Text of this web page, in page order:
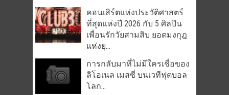
คอนเสิร์ตแห่งประวัติศาสตร์
ที่สุดแห่งปี 2026 กับ 5 ศิลปิน
เพื่อนรักวัยสามสิบ ยอดมงกุฎ
แห่งยุ...
การกลับมาที่ไม่มีใครเชื่อของ
ลิโอเนล เมสซี่ บนเวทีฟุตบอล
โลก...